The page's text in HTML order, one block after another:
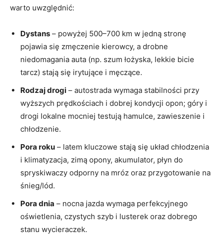
warto uwzględnić:
Dystans – powyżej 500–700 km w jedną stronę
pojawia się zmęczenie kierowcy, a drobne
niedomagania auta (np. szum łożyska, lekkie bicie
tarcz) stają się irytujące i męczące.
Rodzaj drogi – autostrada wymaga stabilności przy
wyższych prędkościach i dobrej kondycji opon; góry i
drogi lokalne mocniej testują hamulce, zawieszenie i
chłodzenie.
Pora roku – latem kluczowe stają się układ chłodzenia
i klimatyzacja, zimą opony, akumulator, płyn do
spryskiwaczy odporny na mróz oraz przygotowanie na
śnieg/lód.
Pora dnia – nocna jazda wymaga perfekcyjnego
oświetlenia, czystych szyb i lusterek oraz dobrego
stanu wycieraczek.